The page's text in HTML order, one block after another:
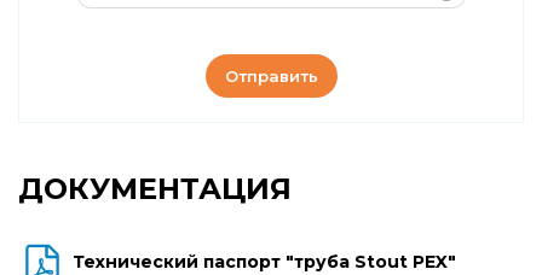
Отправить
ДОКУМЕНТАЦИЯ
Технический паспорт "труба Stout PEX"